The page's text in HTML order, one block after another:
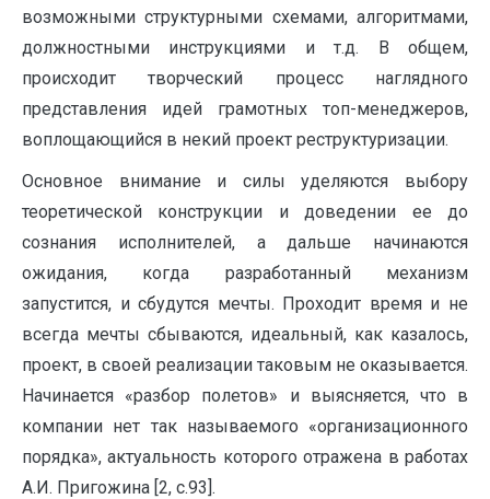
возможными структурными схемами, алгоритмами,
должностными инструкциями и т.д. В общем,
происходит творческий процесс наглядного
представления идей грамотных топ-менеджеров,
воплощающийся в некий проект реструктуризации.
Основное внимание и силы уделяются выбору
теоретической конструкции и доведении ее до
сознания исполнителей, а дальше начинаются
ожидания, когда разработанный механизм
запустится, и сбудутся мечты. Проходит время и не
всегда мечты сбываются, идеальный, как казалось,
проект, в своей реализации таковым не оказывается.
Начинается «разбор полетов» и выясняется, что в
компании нет так называемого «организационного
порядка», актуальность которого отражена в работах
А.И. Пригожина [2, с.93].